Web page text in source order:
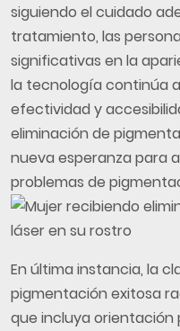
siguiendo el cuidado
tratamiento, las
significativas en la
la tecnología continúa
efectividad y
eliminación de
nueva esperanza para
problemas de
En última instancia, la
pigmentación exitosa
que incluya orientación